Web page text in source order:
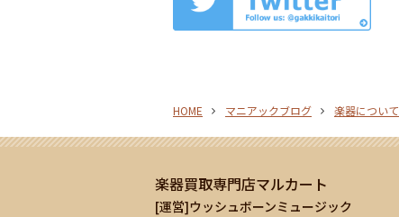
HOME マニアックブログ 楽器について
楽器買取専門店マルカート
[運営]ウッシュボーンミュージック